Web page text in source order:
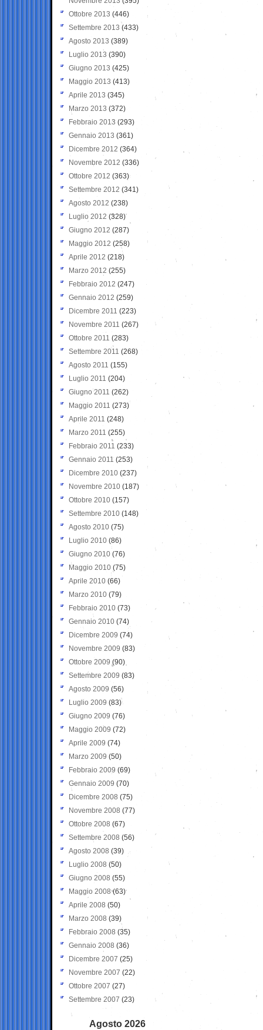
Ottobre 2013 (446)
Settembre 2013 (433)
Agosto 2013 (389)
Luglio 2013 (390)
Giugno 2013 (425)
Maggio 2013 (413)
Aprile 2013 (345)
Marzo 2013 (372)
Febbraio 2013 (293)
Gennaio 2013 (361)
Dicembre 2012 (364)
Novembre 2012 (336)
Ottobre 2012 (363)
Settembre 2012 (341)
Agosto 2012 (238)
Luglio 2012 (328)
Giugno 2012 (287)
Maggio 2012 (258)
Aprile 2012 (218)
Marzo 2012 (255)
Febbraio 2012 (247)
Gennaio 2012 (259)
Dicembre 2011 (223)
Novembre 2011 (267)
Ottobre 2011 (283)
Settembre 2011 (268)
Agosto 2011 (155)
Luglio 2011 (204)
Giugno 2011 (262)
Maggio 2011 (273)
Aprile 2011 (248)
Marzo 2011 (255)
Febbraio 2011 (233)
Gennaio 2011 (253)
Dicembre 2010 (237)
Novembre 2010 (187)
Ottobre 2010 (157)
Settembre 2010 (148)
Agosto 2010 (75)
Luglio 2010 (86)
Giugno 2010 (76)
Maggio 2010 (75)
Aprile 2010 (66)
Marzo 2010 (79)
Febbraio 2010 (73)
Gennaio 2010 (74)
Dicembre 2009 (74)
Novembre 2009 (83)
Ottobre 2009 (90)
Settembre 2009 (83)
Agosto 2009 (56)
Luglio 2009 (83)
Giugno 2009 (76)
Maggio 2009 (72)
Aprile 2009 (74)
Marzo 2009 (50)
Febbraio 2009 (69)
Gennaio 2009 (70)
Dicembre 2008 (75)
Novembre 2008 (77)
Ottobre 2008 (67)
Settembre 2008 (56)
Agosto 2008 (39)
Luglio 2008 (50)
Giugno 2008 (55)
Maggio 2008(63)
Aprile 2008 (50)
Marzo 2008 (39)
Febbraio 2008 (35)
Gennaio 2008 (36)
Dicembre 2007 (25)
Novembre 2007 (22)
Ottobre 2007 (27)
Settembre 2007 (23)
Agosto 2026